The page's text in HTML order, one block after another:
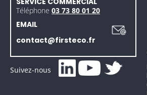
Téléphone 03 73 80 01 20
EMAIL
contact@firsteco.fr
Suivez-nous